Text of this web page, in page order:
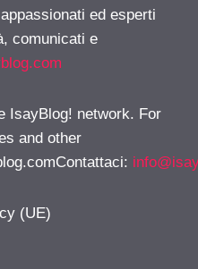
ed esperti
comunicati e
IsayBlog! network. For
and other
:
(UE)